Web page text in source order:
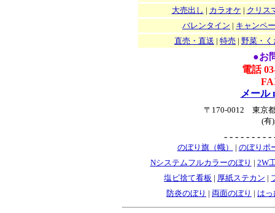
大売出し | カラオケ | クリス
バレンタイン | キャンペ
直売・直送 | 特売 | 野菜・く
●お
電話
メール
〒170-0012 東京
(有
- - - - - - - - -
のぼり旗（幟） | のぼりポ
Nシステムフルカラーのぼり | 2W
塩ビ捨て看板 | 厚紙ステカン |
防炎のぼり | 両面のぼり | は